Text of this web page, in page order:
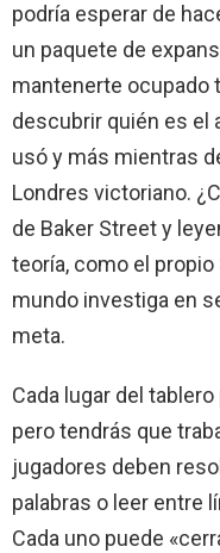
podría esperar de
un paquete de
mantenerte ocupado
descubrir quién es el
usó y más mientras
Londres victoriano.
de Baker Street y
teoría, como el propio
mundo investiga en
meta.
Cada lugar del
pero tendrás que
jugadores deben
palabras o leer entre
Cada uno puede